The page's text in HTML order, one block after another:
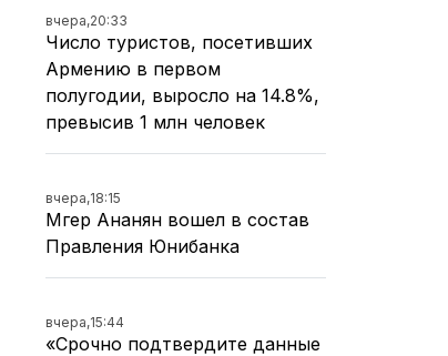
вчера,20:33
Число туристов, посетивших
Армению в первом
полугодии, выросло на 14.8%,
превысив 1 млн человек
вчера,18:15
Мгер Ананян вошел в состав
Правления Юнибанка
вчера,15:44
«Срочно подтвердите данные